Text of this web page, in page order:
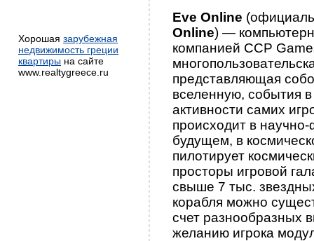
Хорошая зарубежная
недвижимость греции
квартиры на сайте
www.realtygreece.ru
Eve Online
Online) —
компанией CCP
представляющая
вселенную, события в
активности самих
происходит в
будущем, в
пилотирует
просторы игровой
свыше 7 тыс.
корабля можно
счет разнообразных
желанию игрока